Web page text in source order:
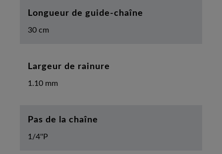
Longueur de guide-chaîne
30 cm
Largeur de rainure
1.10 mm
Pas de la chaîne
1/4''P